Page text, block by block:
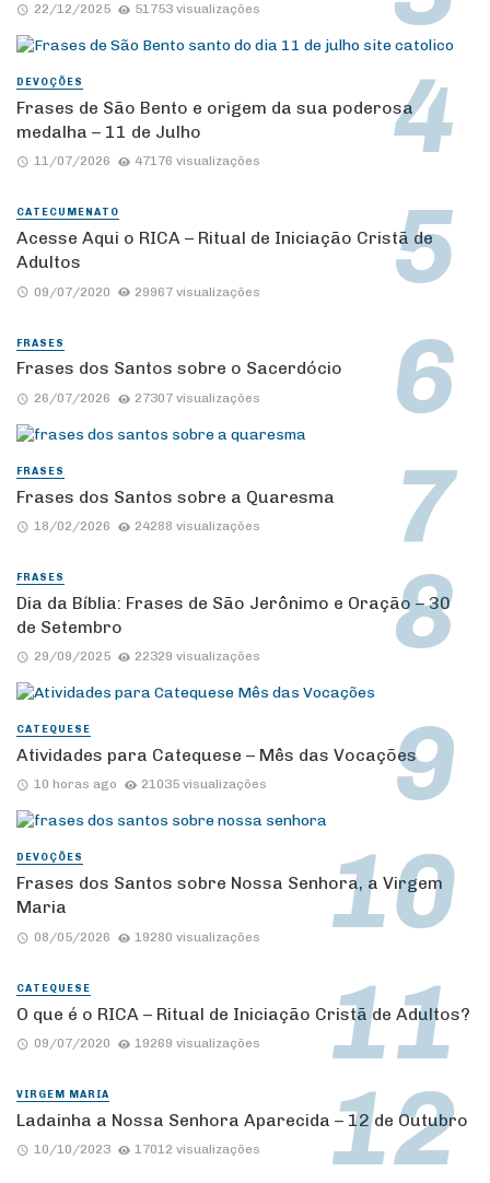
22/12/2025 51753 visualizações
DEVOÇÕES
Frases de São Bento e origem da sua poderosa
medalha – 11 de Julho
11/07/2026 47176 visualizações
CATECUMENATO
Acesse Aqui o RICA – Ritual de Iniciação Cristã de
Adultos
09/07/2020 29967 visualizações
FRASES
Frases dos Santos sobre o Sacerdócio
26/07/2026 27307 visualizações
FRASES
Frases dos Santos sobre a Quaresma
18/02/2026 24288 visualizações
FRASES
Dia da Bíblia: Frases de São Jerônimo e Oração – 30
de Setembro
29/09/2025 22329 visualizações
CATEQUESE
Atividades para Catequese – Mês das Vocações
10 horas ago 21035 visualizações
DEVOÇÕES
Frases dos Santos sobre Nossa Senhora, a Virgem
Maria
08/05/2026 19280 visualizações
CATEQUESE
O que é o RICA – Ritual de Iniciação Cristã de Adultos?
09/07/2020 19269 visualizações
VIRGEM MARIA
Ladainha a Nossa Senhora Aparecida – 12 de Outubro
10/10/2023 17012 visualizações